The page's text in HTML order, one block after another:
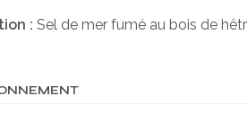
: Sel de mer fumé au bois de